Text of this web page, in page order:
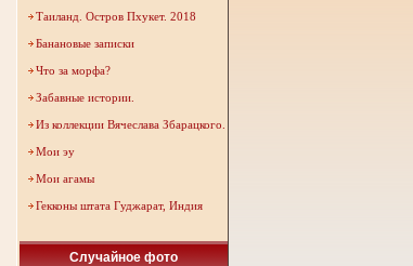
Таиланд. Остров Пхукет. 2018
Банановые записки
Что за морфа?
Забавные истории.
Из коллекции Вячеслава Збарацкого.
Мои эу
Мои агамы
Гекконы штата Гуджарат, Индия
Случайное фото